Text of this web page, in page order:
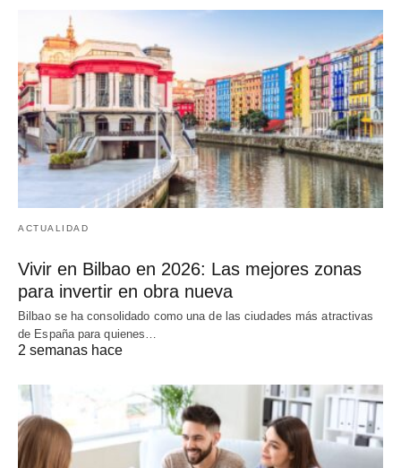
ACTUALIDAD
Vivir en Bilbao en 2026: Las mejores zonas
para invertir en obra nueva
Bilbao se ha consolidado como una de las ciudades más atractivas
de España para quienes…
2 semanas hace